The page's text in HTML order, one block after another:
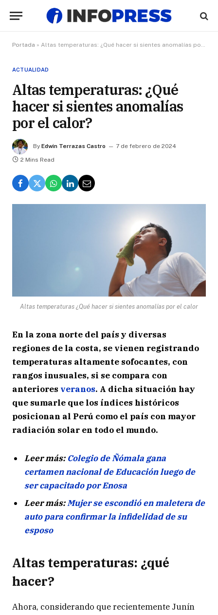
Portada » Altas temperaturas: ¿Qué hacer si sientes anomalías por el calor?
ACTUALIDAD
Altas temperaturas: ¿Qué
hacer si sientes anomalías
por el calor?
By Edwin Terrazas Castro
7 de febrero de 2024
2 Mins Read
Altas temperaturas ¿Qué hacer si sientes anomalías por el calor
En la zona norte del país y diversas
regiones de la costa, se vienen registrando
temperaturas altamente sofocantes, con
rangos inusuales, si se compara con
anteriores veranos. A dicha situación hay
que sumarle que los índices históricos
posicionan al Perú como el país con mayor
radiación solar en todo el mundo.
Leer más: Colegio de Ñómala gana
certamen nacional de Educación luego de
ser capacitado por Enosa
Leer más:Mujer se escondió en maletera de
auto para confirmar la infidelidad de su
esposo
Altas temperaturas: ¿qué
hacer?
Ahora, considerando que recientemente Junín